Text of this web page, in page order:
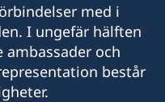
Union to the
med i
I ungefär hälften
ambassader och
består